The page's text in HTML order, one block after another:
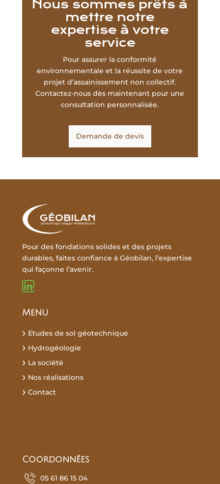
Nous sommes prêts à
mettre notre
expertise à votre
service
Pour assurer la conformité
environnementale et la réussite de votre
projet d’assainissement non collectif.
Contactez-nous dès maintenant pour une
consultation personnalisée.
Demande de devis
Pour des fondations solides et des projets
durables, faites confiance à Géobilan, l’expertise
qui façonne l’avenir.
Menu
Etudes de sol géotechnique
Hydrogéologie
La société
Nos réalisations
Contact
Coordonnées
05 61 86 15 04